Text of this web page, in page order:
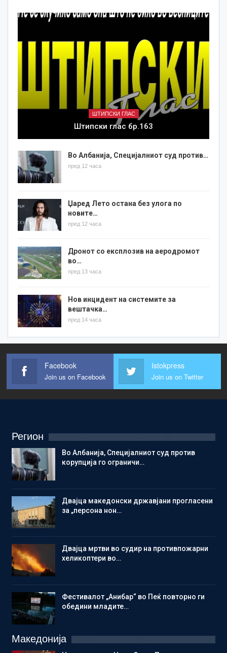
ШТИПСКИ ГЛАС
Штипски глас бр.163
Во Албанија, Специјалниот суд против…
пред 12 часа
Џаред Лето остана без улога по
новите…
пред 12 часа
Дронот со експлозив на аеродромот
во…
пред 13 часа
Нов инцидент на системите за
вештачка…
пред 14 часа
Facebook
Join us on Facebook
Istokpress
Join us on Twitter
Регион
Во Албанија, Специјалниот суд против
корупција го ограничи…
Двајца македонски државјани прогласени
за „персона нон…
Двајца мртви во судир на противпожарни
хеликоптери во…
Фестивалот „Анибар“ во Пеќ повторно ги
обедини младите…
Македонија